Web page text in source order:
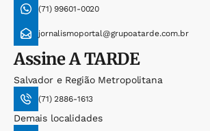
(71) 99601-0020
jornalismoportal@grupoatarde.com.br
AssineA TARDE
Salvador e Região Metropolitana
(71) 2886-1613
Demais localidades